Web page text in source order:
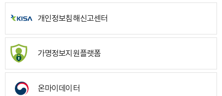
개인정보침해신고센터
가명정보지원플랫폼
온마이데이터